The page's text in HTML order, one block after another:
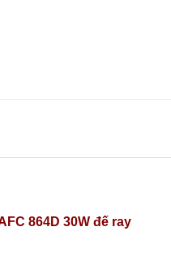
864D 30W đế ray